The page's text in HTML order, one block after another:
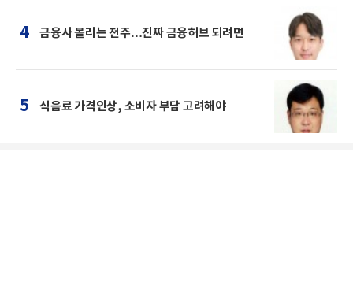
4 금융사 몰리는 전주…진짜 금융허브 되려면
5 식음료 가격인상, 소비자 부담 고려해야